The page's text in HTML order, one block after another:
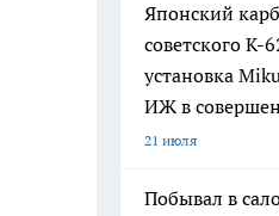
Японский
советского
установка
ИЖ в
21 июля
Побывал в